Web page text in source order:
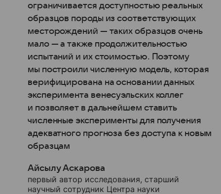
ограничивается доступностью реальных
образцов породы из соответствующих
месторождений — таких образцов очень
мало — а также продолжительностью
испытаний и их стоимостью. Поэтому
мы построили численную модель, которая
верифицирована на основании данных
эксперимента венесуэльских коллег
и позволяет в дальнейшем ставить
численные эксперименты для получения
адекватного прогноза без доступа к новым
образцам
Айсылу Аскарова
первый автор исследования, старший
научный сотрудник Центра науки